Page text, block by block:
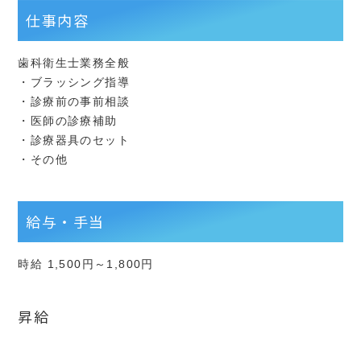
仕事内容
歯科衛生士業務全般
・ブラッシング指導
・診療前の事前相談
・医師の診療補助
・診療器具のセット
・その他
給与・手当
時給 1,500円～1,800円
昇給